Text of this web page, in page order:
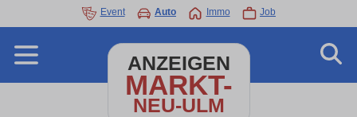
Event Auto Immo Job
ANZEIGEN
MARKT-
NEU-ULM